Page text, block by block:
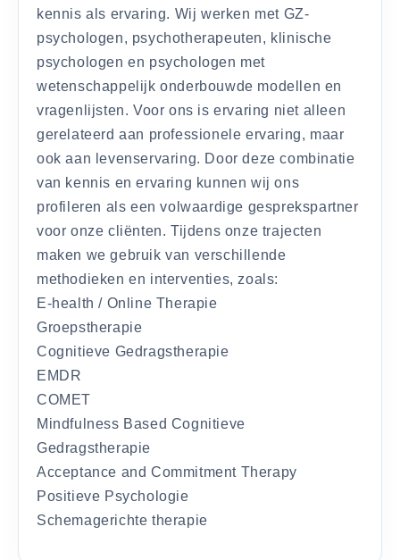
kennis als ervaring. Wij werken met GZ-
psychologen, psychotherapeuten, klinische
psychologen en psychologen met
wetenschappelijk onderbouwde modellen en
vragenlijsten. Voor ons is ervaring niet alleen
gerelateerd aan professionele ervaring, maar
ook aan levenservaring. Door deze combinatie
van kennis en ervaring kunnen wij ons
profileren als een volwaardige gesprekspartner
voor onze cliënten. Tijdens onze trajecten
maken we gebruik van verschillende
methodieken en interventies, zoals:
E-health / Online Therapie
Groepstherapie
Cognitieve Gedragstherapie
EMDR
COMET
Mindfulness Based Cognitieve
Gedragstherapie
Acceptance and Commitment Therapy
Positieve Psychologie
Schemagerichte therapie